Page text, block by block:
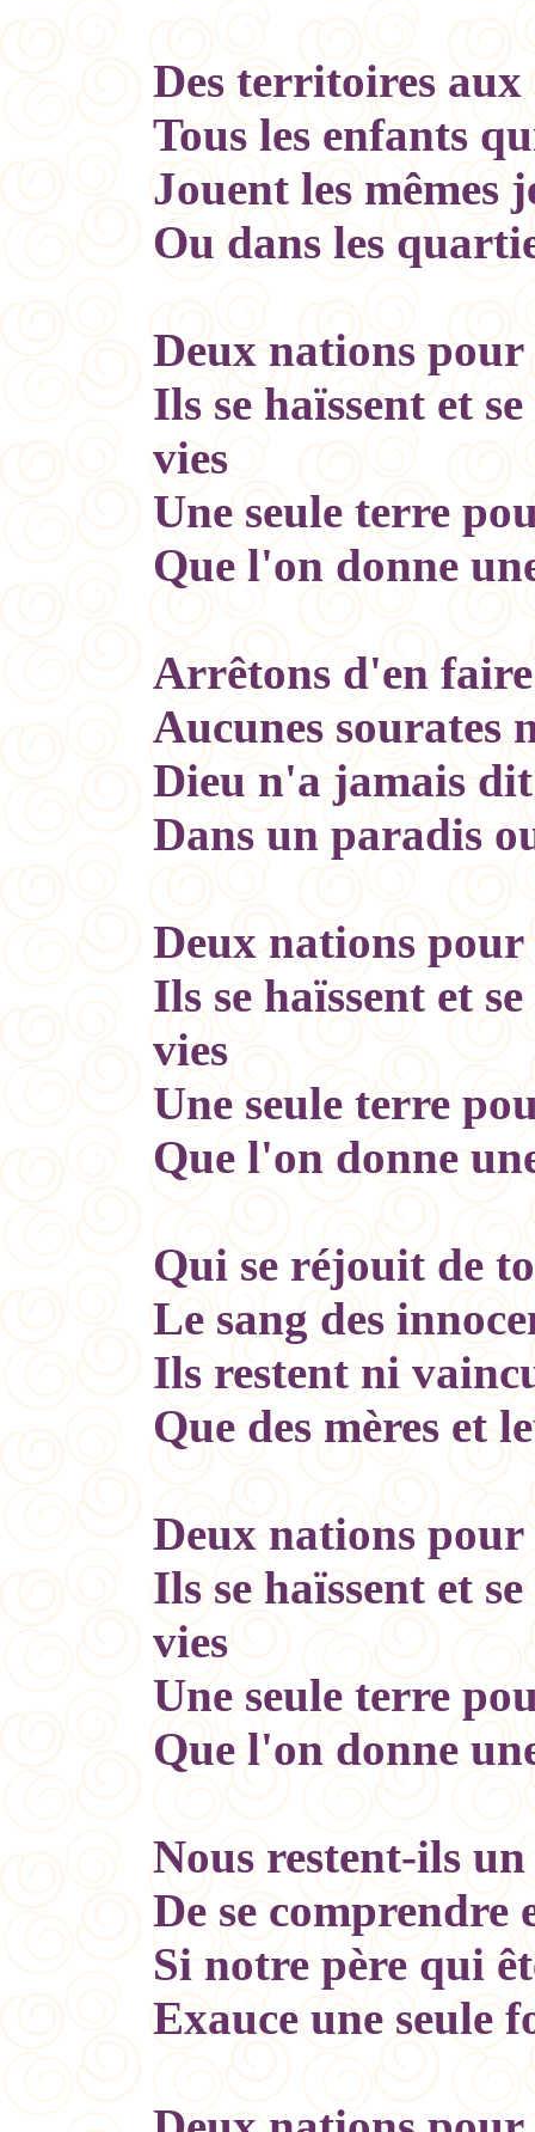
Des territoires aux
Tous les enfants
Jouent les mêmes
Ou dans les
Deux nations pour
Ils se haïssent et
vies
Une seule terre
Que l'on donne
Arrêtons d'en
Aucunes sourates
Dieu n'a jamais
Dans un paradis
Deux nations pour
Ils se haïssent et
vies
Une seule terre
Que l'on donne
Qui se réjouit de
Le sang des
Ils restent ni
Que des mères et
Deux nations pour
Ils se haïssent et
vies
Une seule terre
Que l'on donne
Nous restent-ils
De se comprendre
Si notre père qui
Exauce une seule